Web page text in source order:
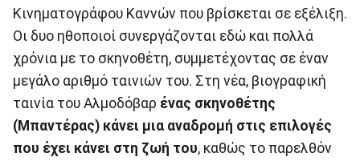
Κινηματογράφου Καννών που βρίσκεται σε εξέλιξη.
Οι δυο ηθοποιοί συνεργάζονται εδώ και πολλά
χρόνια με το σκηνοθέτη, συμμετέχοντας σε έναν
μεγάλο αριθμό ταινιών του. Στη νέα, βιογραφική
ταινία του Αλμοδόβαρ ένας σκηνοθέτης
(Μπαντέρας) κάνει μια αναδρομή στις επιλογές
που έχει κάνει στη ζωή του, καθώς το παρελθόν